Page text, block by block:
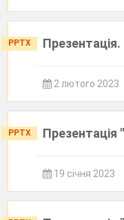
PPTX
2 лютого 2023
PPTX Презентація
19 січня 2023